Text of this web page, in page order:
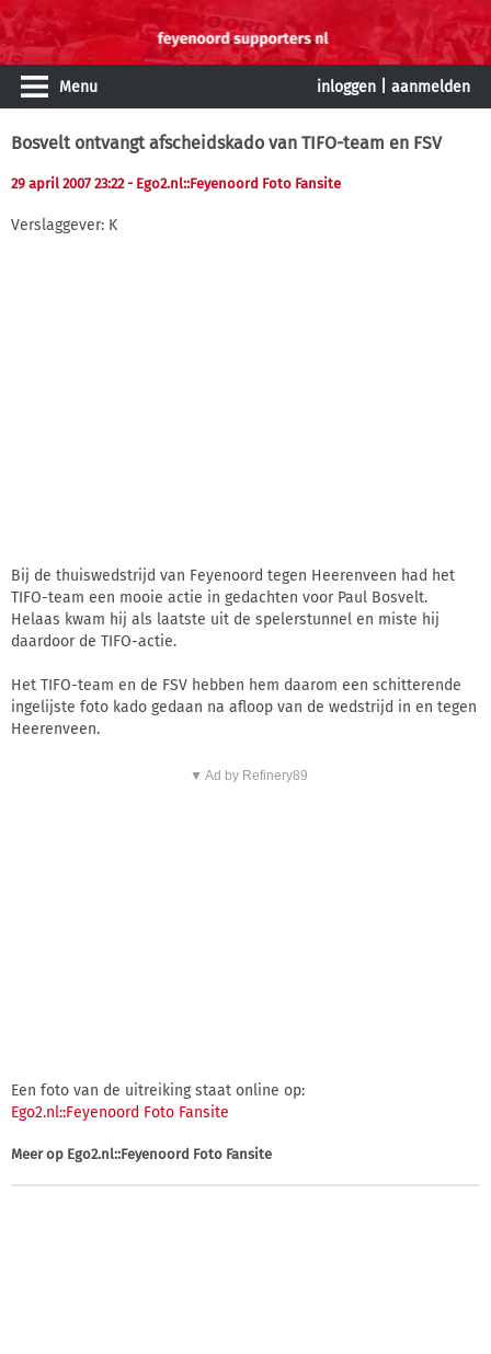
Menu inloggen aanmelden
Bosvelt ontvangt afscheidskado van TIFO-team en FSV
29 april 2007 23:22- Ego2.nl::Feyenoord Foto Fansite
Verslaggever: K
Bij de thuiswedstrijd van Feyenoord tegen Heerenveen had het
TIFO-team een mooie actie in gedachten voor Paul Bosvelt.
Helaas kwam hij als laatste uit de spelerstunnel en miste hij
daardoor de TIFO-actie.
Het TIFO-team en de FSV hebben hem daarom een schitterende
ingelijste foto kado gedaan na afloop van de wedstrijd in en tegen
Heerenveen.
▼ Ad by Refinery89
Een foto van de uitreiking staat online op:
Ego2.nl::Feyenoord Foto Fansite
Meer op Ego2.nl::Feyenoord Foto Fansite